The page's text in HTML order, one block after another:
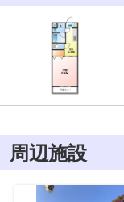
周辺施設